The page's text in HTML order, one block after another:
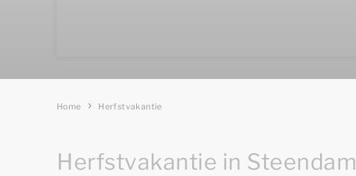
Home Herfstvakantie
Herfstvakantie in Steendam